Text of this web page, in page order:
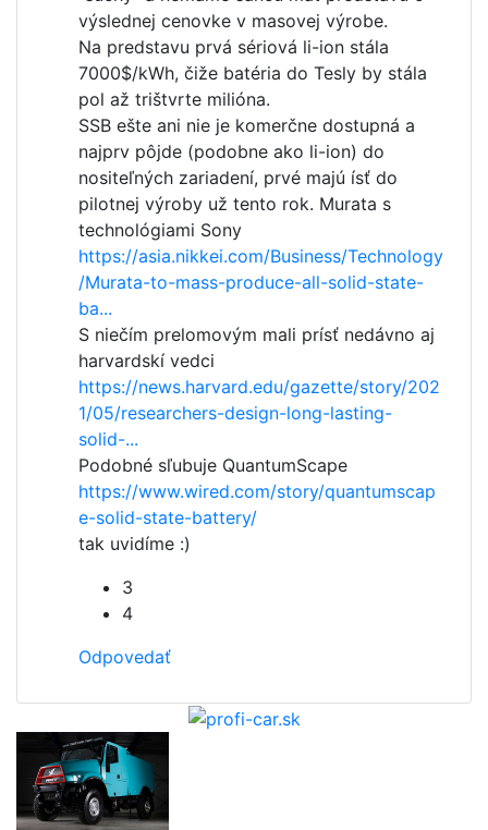
výslednej cenovke v masovej výrobe.
Na predstavu prvá sériová li-ion stála
7000$/kWh, čiže batéria do Tesly by stála
pol až trištvrte milióna.
SSB ešte ani nie je komerčne dostupná a
najprv pôjde (podobne ako li-ion) do
nositeľných zariadení, prvé majú ísť do
pilotnej výroby už tento rok. Murata s
technológiami Sony
https://asia.nikkei.com/Business/Technology
/Murata-to-mass-produce-all-solid-state-
ba...
S niečím prelomovým mali prísť nedávno aj
harvardskí vedci
https://news.harvard.edu/gazette/story/202
1/05/researchers-design-long-lasting-
solid-...
Podobné sľubuje QuantumScape
https://www.wired.com/story/quantumscap
e-solid-state-battery/
tak uvidíme :)
3
4
Odpovedať